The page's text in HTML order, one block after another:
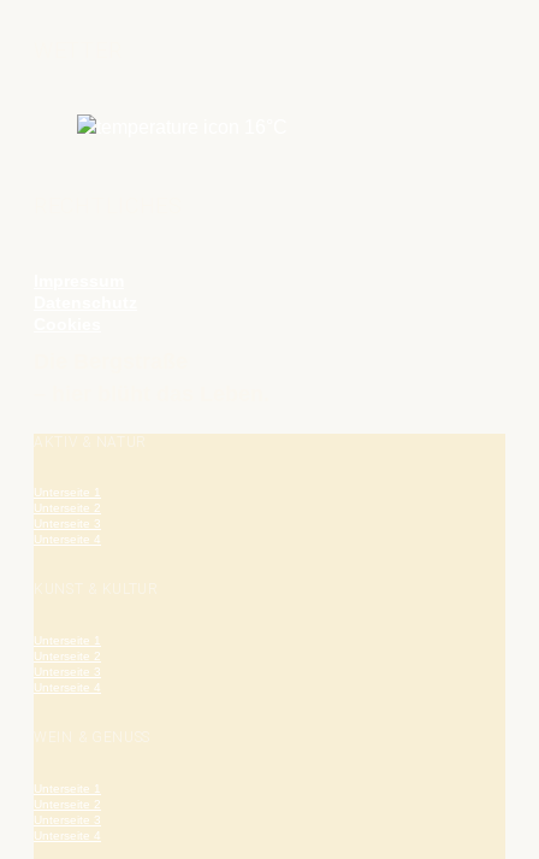
AKTIV & NATUR
Unterseite 1
Unterseite 2
Unterseite 3
Unterseite 4
Unterseite 1
Unterseite 2
Unterseite 3
Unterseite 4
Unterseite 1
Unterseite 2
Unterseite 3
Unterseite 4